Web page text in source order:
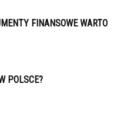
FINANSOWE WARTO
POLSCE?